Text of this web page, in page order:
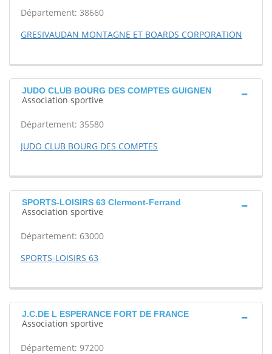
Département: 38660
GRESIVAUDAN MONTAGNE ET BOARDS CORPORATION
JUDO CLUB BOURG DES COMPTES GUIGNEN
Association sportive
Département: 35580
JUDO CLUB BOURG DES COMPTES
SPORTS-LOISIRS 63 Clermont-Ferrand
Association sportive
Département: 63000
SPORTS-LOISIRS 63
J.C.DE L ESPERANCE FORT DE FRANCE
Association sportive
Département: 97200